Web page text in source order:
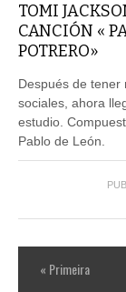
TOMI
CANCIÓN «
POTRERO»
Después de tener
sociales, ahora
estudio.
Pablo de León.
« Primeira